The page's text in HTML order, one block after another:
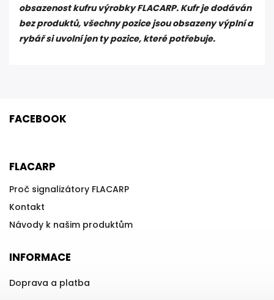
obsazenost kufru výrobky FLACARP. Kufr je dodáván
bez produktů, všechny pozice jsou obsazeny výplní a
rybář si uvolní jen ty pozice, které potřebuje.
FACEBOOK
FLACARP
Proč signalizátory FLACARP
Kontakt
Návody k našim produktům
INFORMACE
Doprava a platba